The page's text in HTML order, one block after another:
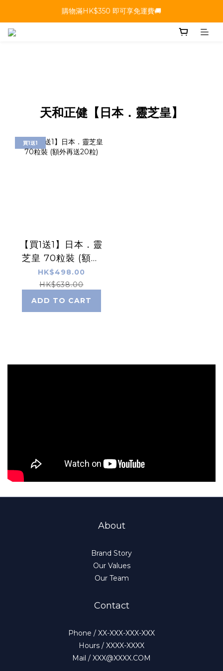
購物滿HK$350 即可享免運費🚚
天和正健【日本．靈芝皇】
買1送1
【買1送1】日本．靈
芝皇 70粒裝 (額外
再送20粒)
HK$498.00
HK$638.00
ADD TO CART
About
Brand Story
Our Values
Our Team
Contact
Phone / XX-XXX-XXX-XXX
Hours / XXXX-XXXX
Mail / XXX@XXXX.COM